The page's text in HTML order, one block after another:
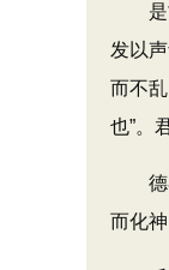
是故
发以
而不
也”。
德者
而化